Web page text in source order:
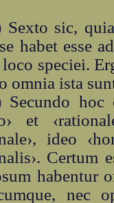
Sexto sic,
habet esse
speciei.
omnia ista
Secundo
et
ideo
Certum
habentur
nec